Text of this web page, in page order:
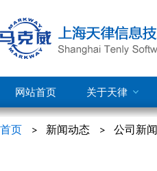
网站首页 关于天律
首页 新闻动态 公司新闻